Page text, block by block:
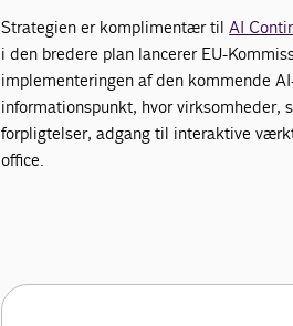
Strategien er komplimentær tilAI
i den bredere plan lancerer EU-
implementeringen af den kommende
informationspunkt, hvor
forpligtelser, adgang til interaktive
office.